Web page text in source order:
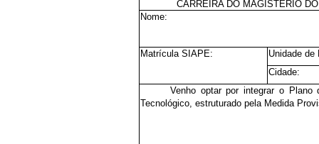
CARREIRA DO MAGISTÉRIO
Nome:
Matrícula SIAPE:
Unidade de
Cidade:
Venho optar por integrar o
Tecnológico, estruturado pela Medida